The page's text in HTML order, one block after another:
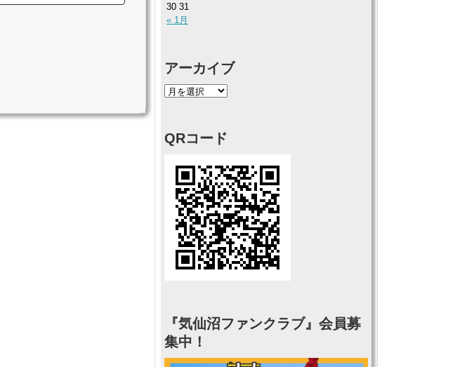
« 1月
30 31
アーカイブ
QRコード
『気仙沼ファンクラブ』会員募
集中！